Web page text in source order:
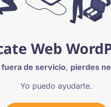
Web
fuera de servicio, pierdes
Yo puedo ayudarte.